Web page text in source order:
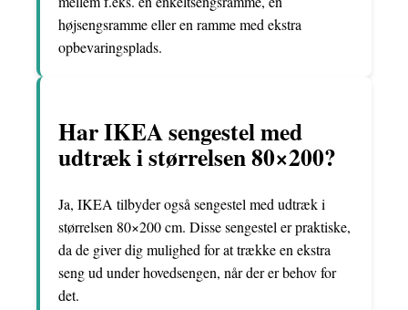
højsengsramme eller en ramme med ekstra
opbevaringsplads.
Har IKEA sengestel med
udtræk i størrelsen 80×200?
Ja, IKEA tilbyder også sengestel med udtræk i
størrelsen 80×200 cm. Disse sengestel er praktiske,
da de giver dig mulighed for at trække en ekstra
seng ud under hovedsengen, når der er behov for
det.